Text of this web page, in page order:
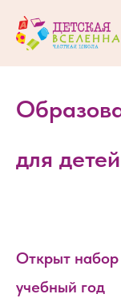
для
Открыт набор
учебный год